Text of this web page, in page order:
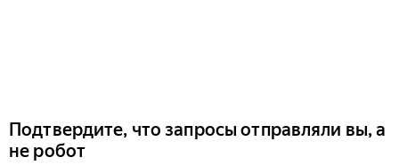
Подтвердите, что запросы отправляли вы, а
не робот